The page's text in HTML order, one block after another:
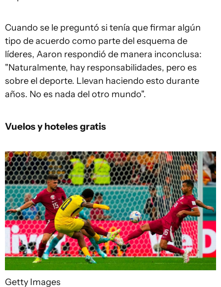
Cuando se le preguntó si tenía que firmar algún
tipo de acuerdo como parte del esquema de
líderes, Aaron respondió de manera inconclusa:
"Naturalmente, hay responsabilidades, pero es
sobre el deporte. Llevan haciendo esto durante
años. No es nada del otro mundo".
Vuelos y hoteles gratis
Getty Images